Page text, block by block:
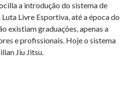
a introdução do sistema de
Livre Esportiva, até a época do
existiam graduações, apenas a
e profissionais. Hoje o sistema
Jiu Jitsu.